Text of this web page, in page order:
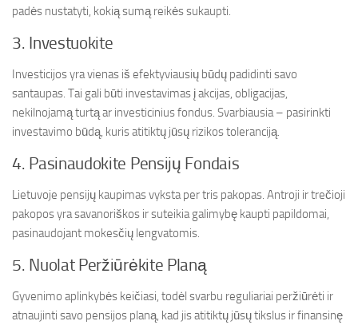
padės nustatyti, kokią sumą reikės sukaupti.
3. Investuokite
Investicijos yra vienas iš efektyviausių būdų padidinti savo
santaupas. Tai gali būti investavimas į akcijas, obligacijas,
nekilnojamą turtą ar investicinius fondus. Svarbiausia – pasirinkti
investavimo būdą, kuris atitiktų jūsų rizikos toleranciją.
4. Pasinaudokite Pensijų Fondais
Lietuvoje pensijų kaupimas vyksta per tris pakopas. Antroji ir trečioji
pakopos yra savanoriškos ir suteikia galimybę kaupti papildomai,
pasinaudojant mokesčių lengvatomis.
5. Nuolat Peržiūrėkite Planą
Gyvenimo aplinkybės keičiasi, todėl svarbu reguliariai peržiūrėti ir
atnaujinti savo pensijos planą, kad jis atitiktų jūsų tikslus ir finansinę